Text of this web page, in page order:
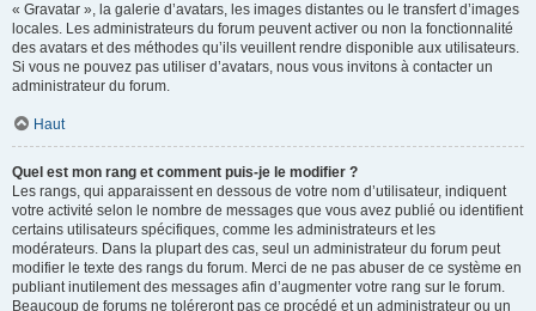
« Gravatar », la galerie d’avatars, les images distantes ou le transfert d’images
locales. Les administrateurs du forum peuvent activer ou non la fonctionnalité
des avatars et des méthodes qu’ils veuillent rendre disponible aux utilisateurs.
Si vous ne pouvez pas utiliser d’avatars, nous vous invitons à contacter un
administrateur du forum.
Haut
Quel est mon rang et comment puis-je le modifier ?
Les rangs, qui apparaissent en dessous de votre nom d’utilisateur, indiquent
votre activité selon le nombre de messages que vous avez publié ou identifient
certains utilisateurs spécifiques, comme les administrateurs et les
modérateurs. Dans la plupart des cas, seul un administrateur du forum peut
modifier le texte des rangs du forum. Merci de ne pas abuser de ce système en
publiant inutilement des messages afin d’augmenter votre rang sur le forum.
Beaucoup de forums ne toléreront pas ce procédé et un administrateur ou un